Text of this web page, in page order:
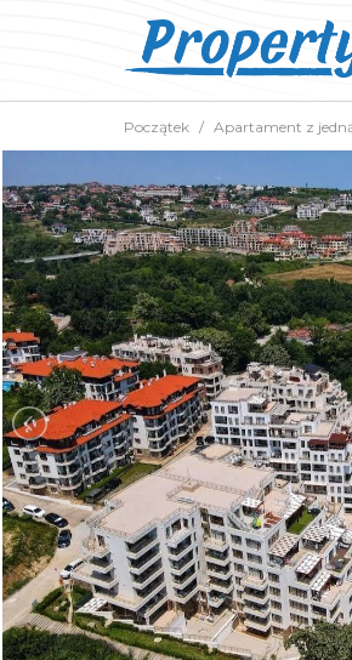
Początek Apartament z